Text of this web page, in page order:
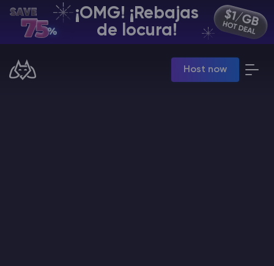
¡OMG! ¡Rebajas
de locura!
Host now
ES | USD
Manage your servers & payments